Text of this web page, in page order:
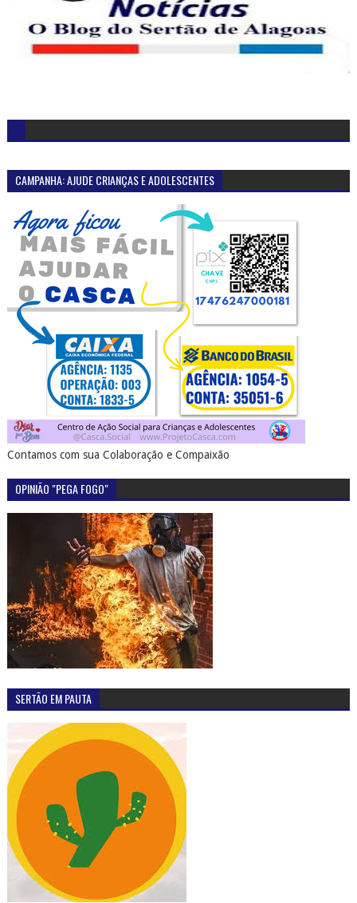
CAMPANHA: AJUDE CRIANÇAS E ADOLESCENTES
Contamos com sua Colaboração e Compaixão
OPINIÃO "PEGA FOGO"
SERTÃO EM PAUTA